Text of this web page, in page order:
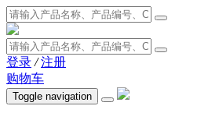
登录 / 注册
购物车
Toggle navigation